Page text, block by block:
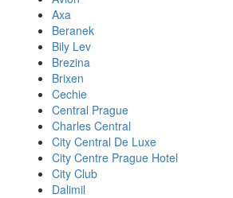
Axa
Beranek
Bily Lev
Brezina
Brixen
Cechie
Central Prague
Charles Central
City Central De Luxe
City Centre Prague Hotel
City Club
Dalimil